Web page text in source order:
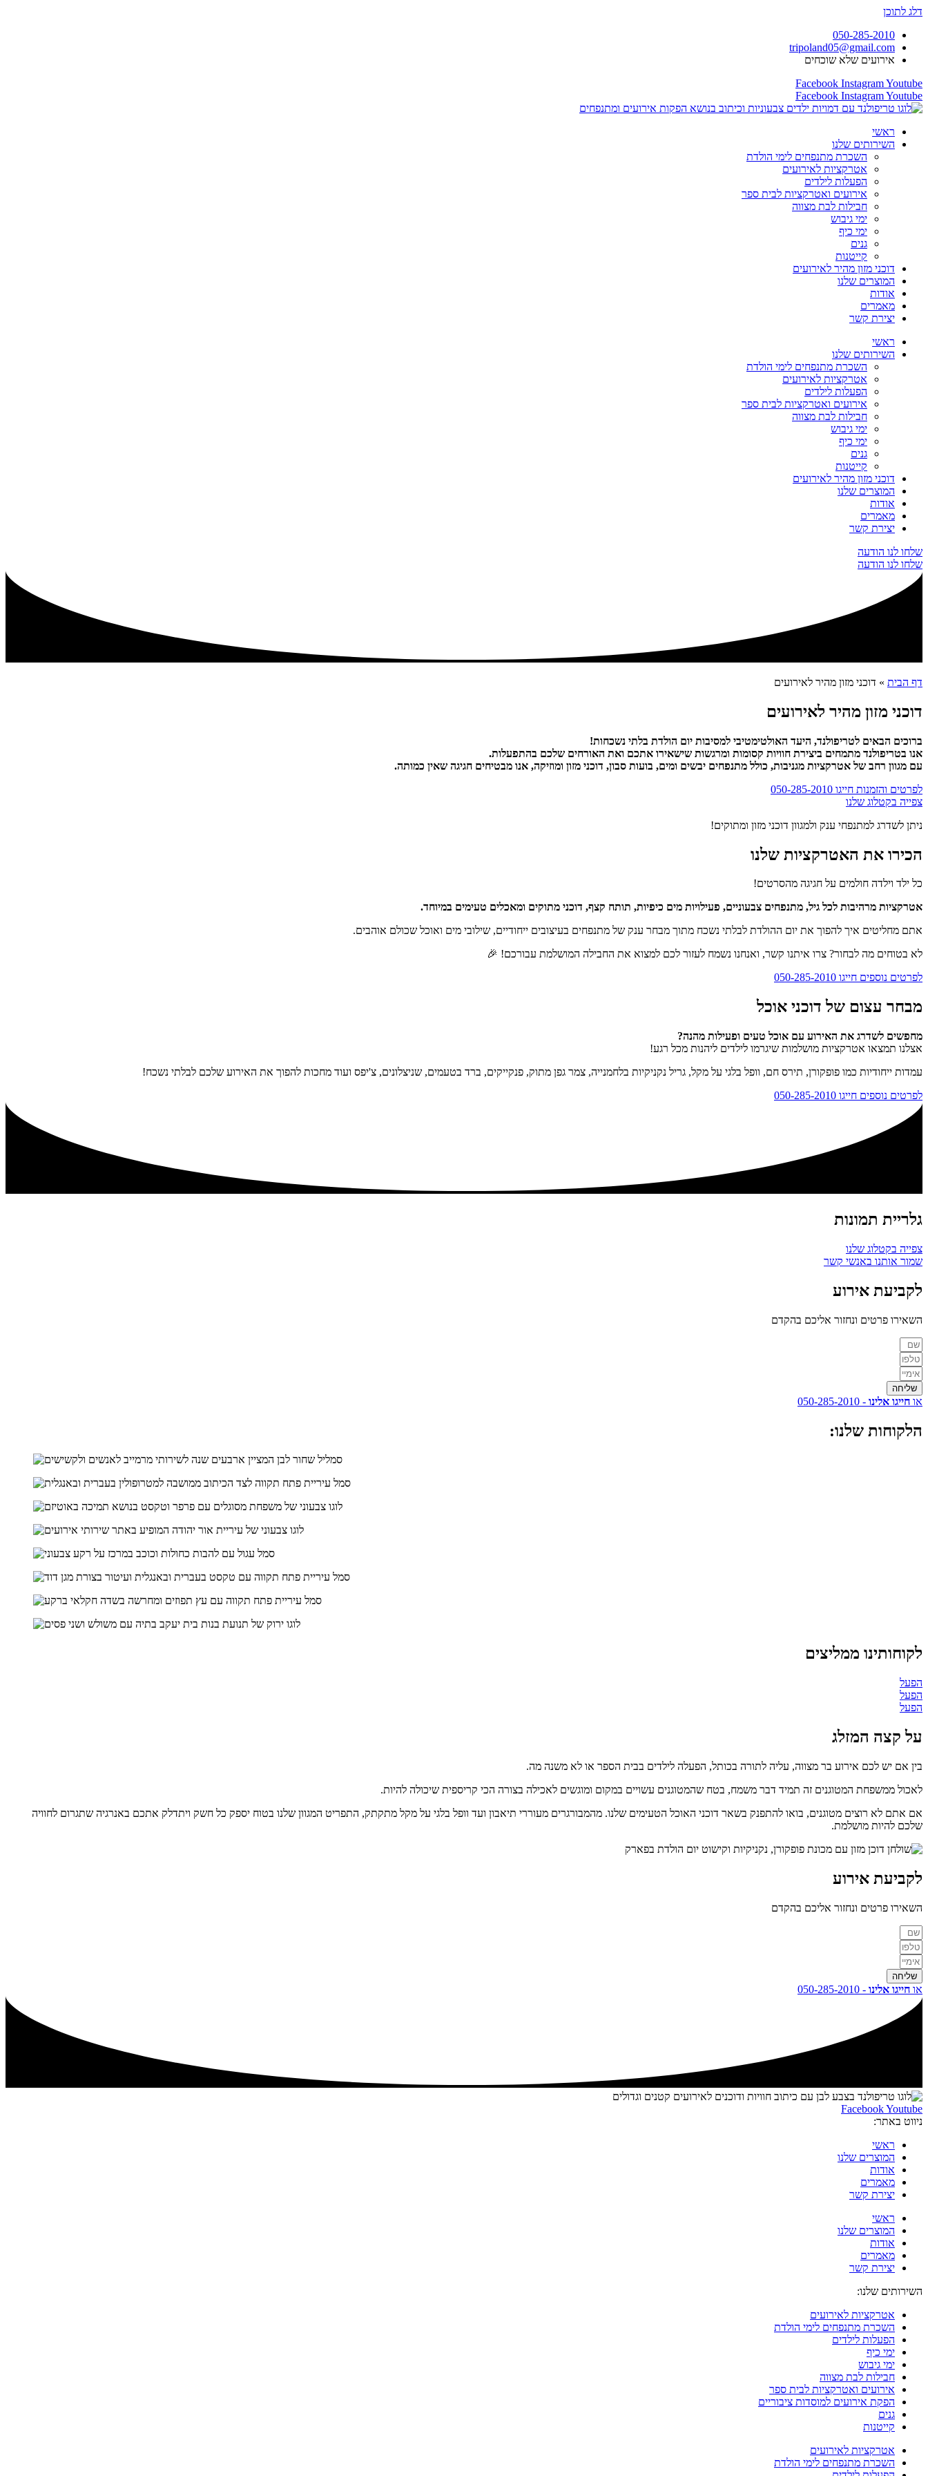
דלג לתוכן
050-285-2010
tripoland05@gmail.com
אירועים שלא שוכחים
Facebook InstagramYoutube
Facebook InstagramYoutube
ראשי
השירותים שלנו
השכרת מתנפחים לימי הולדת
אטרקציות לאירועים
הפעלות לילדים
אירועים ואטרקציות לבית ספר
חבילות לבת מצווה
ימי גיבוש
ימי כיף
גנים
קייטנות
דוכני מזון מהיר לאירועים
המוצרים שלנו
אודות
מאמרים
יצירת קשר
ראשי
השירותים שלנו
השכרת מתנפחים לימי הולדת
אטרקציות לאירועים
הפעלות לילדים
אירועים ואטרקציות לבית ספר
חבילות לבת מצווה
ימי גיבוש
ימי כיף
גנים
קייטנות
דוכני מזון מהיר לאירועים
המוצרים שלנו
אודות
מאמרים
יצירת קשר
שלחו לנו הודעה
שלחו לנו הודעה
דף הבית » דוכני מזון מהיר לאירועים
דוכני מזון מהיר לאירועים
ברוכים הבאים לטריפולנד, היעד האולטימטיבי למסיבות יום הולדת בלתי נשכחות!
אנו בטריפולנד מתמחים ביצירת חוויות קסומות ומרגשות שישאירו אתכם ואת האורחים שלכם בהתפעלות.
עם מגוון רחב של אטרקציות מגניבות, כולל מתנפחים יבשים ומים, בועות סבון, דוכני מזון ומוזיקה, אנו מבטיחים חגיגה שאין כמותה.
לפרטים והזמנות חייגו 050-285-2010
צפייה בקטלוג שלנו
ניתן לשדרג למתנפחי ענק ולמגוון דוכני מזון ומתוקים!
הכירו את האטרקציות שלנו
כל ילד וילדה חולמים על חגיגה מהסרטים!
אטרקציות מרהיבות לכל גיל, מתנפחים צבעוניים, פעילויות מים כיפיות, תותח קצף, דוכני מתוקים ומאכלים טעימים במיוחד.
אתם מחליטים איך להפוך את יום ההולדת לבלתי נשכח מתוך מבחר ענק של מתנפחים בעיצובים ייחודיים, שילובי מים ואוכל שכולם אוהבים.
לא בטוחים מה לבחור? צרו איתנו קשר, ואנחנו נשמח לעזור לכם למצוא את החבילה המושלמת עבורכם! 🎉
לפרטים נוספים חייגו 050-285-2010
מבחר עצום של דוכני אוכל
מחפשים לשדרג את האירוע עם אוכל טעים ופעילות מהנה?
אצלנו תמצאו אטרקציות מושלמות שיגרמו לילדים ליהנות מכל רגע!
עמדות ייחודיות כמו פופקורן, תירס חם, וופל בלגי על מקל, גריל נקניקיות בלחמנייה, צמר גפן מתוק, פנקייקים, ברד בטעמים, שניצלונים, צ'יפס ועוד מחכות להפוך את האירוע שלכם לבלתי נשכח!
לפרטים נוספים חייגו 050-285-2010
גלריית תמונות
צפייה בקטלוג שלנו
שמור אותנו באנשי קשר
לקביעת אירוע
השאירו פרטים ונחזור אליכם בהקדם
שליחה
או חייגו אלינו - 050-285-2010
הלקוחות שלנו:
לקוחותינו ממליצים
הפעל
הפעל
הפעל
על קצה המזלג
בין אם יש לכם אירוע בר מצווה, עליה לתורה בכותל, הפעלה לילדים בבית הספר או לא משנה מה.
לאכול ממשפחת המטוגנים זה תמיד דבר משמח, בטח שהמטוגנים עשויים במקום ומוגשים לאכילה בצורה הכי קריספית שיכולה להיות.
אם אתם לא רוצים מטוגנים, בואו להתפנק בשאר דוכני האוכל הטעימים שלנו. מהמבורגרים מעוררי תיאבון ועד וופל בלגי על מקל מתקתק, התפריט המגוון שלנו בטוח יספק כל חשק ויתדלק אתכם באנרגיה שתגרום לחוויה
שלכם להיות מושלמת.
לקביעת אירוע
השאירו פרטים ונחזור אליכם בהקדם
שליחה
או חייגו אלינו - 050-285-2010
FacebookYoutube
ניווט באתר:
ראשי
המוצרים שלנו
אודות
מאמרים
יצירת קשר
ראשי
המוצרים שלנו
אודות
מאמרים
יצירת קשר
השירותים שלנו:
אטרקציות לאירועים
השכרת מתנפחים לימי הולדת
הפעלות לילדים
ימי כיף
ימי גיבוש
חבילות לבת מצווה
אירועים ואטרקציות לבית ספר
הפקת אירועים למוסדות ציבוריים
גנים
קייטנות
אטרקציות לאירועים
השכרת מתנפחים לימי הולדת